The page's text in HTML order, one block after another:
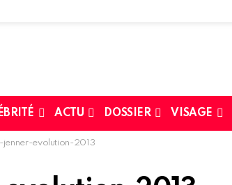
ACTU DOSSIER VISAGE
jenner-evolution-2013